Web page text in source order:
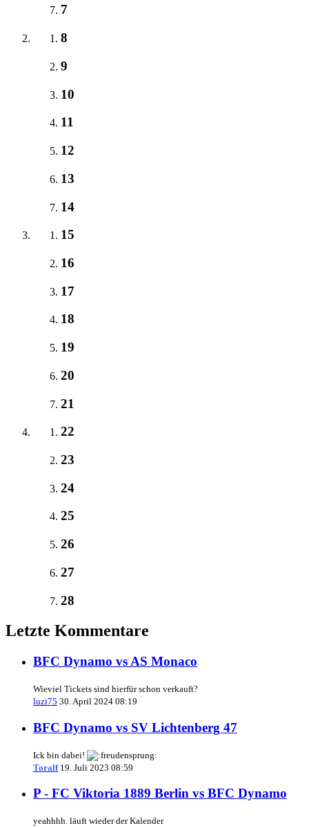
7
8
9
10
11
12
13
14
15
16
17
18
19
20
21
22
23
24
25
26
27
28
Letzte Kommentare
BFC Dynamo vs AS Monaco
Wieviel Tickets sind hierfür schon verkauft?
luzi75 30. April 2024 08:19
BFC Dynamo vs SV Lichtenberg 47
Ick bin dabei!
Toralf 19. Juli 2023 08:59
P - FC Viktoria 1889 Berlin vs BFC Dynamo
yeahhhh. läuft wieder der Kalender